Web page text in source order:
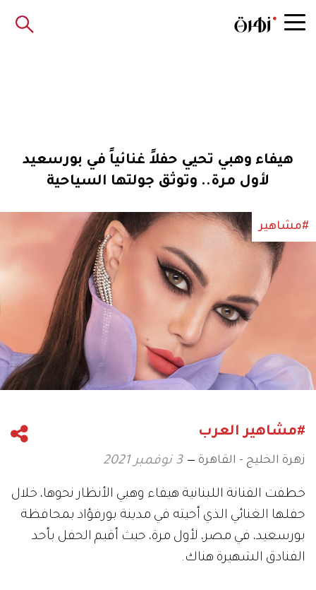
هيفاء وهبي تحيي حفلاً غنائياً في بورسعيد
لأول مرة.. وتوثق جولتها السياحية
#مشاهير
#مشاهير العرب
زهرة الخليج - القاهرة 3 نوفمبر 2021
خطفت الفنانة اللبنانية هيفاء وهبي الأنظار نحوها، خلال
حفلها الغنائي الذي أحيته في مدينة بورفؤاد بمحافظة
بورسعيد، في مصر، لأول مرة، حيث أقيم الحفل بأحد
الفنادق الشهيرة هناك.